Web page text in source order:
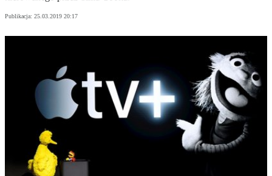
Publikacja: 25.03.2019 20:17